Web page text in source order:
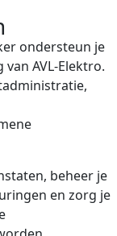
ondersteun je
AVL-Elektro.
beheer je
en zorg je